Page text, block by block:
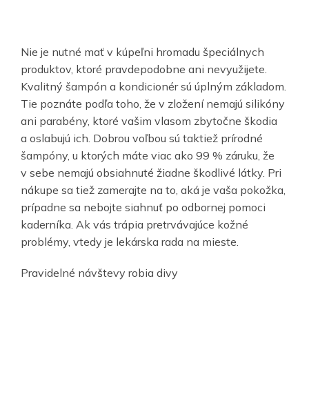
Nie je nutné mať v kúpeľni hromadu špeciálnych
produktov, ktoré pravdepodobne ani nevyužijete.
Kvalitný šampón a kondicionér sú úplným základom.
Tie poznáte podľa toho, že v zložení nemajú silikóny
ani parabény, ktoré vašim vlasom zbytočne škodia
a oslabujú ich. Dobrou voľbou sú taktiež prírodné
šampóny, u ktorých máte viac ako 99 % záruku, že
v sebe nemajú obsiahnuté žiadne škodlivé látky. Pri
nákupe sa tiež zamerajte na to, aká je vaša pokožka,
prípadne sa nebojte siahnuť po odbornej pomoci
kaderníka. Ak vás trápia pretrvávajúce kožné
problémy, vtedy je lekárska rada na mieste.
Pravidelné návštevy robia divy